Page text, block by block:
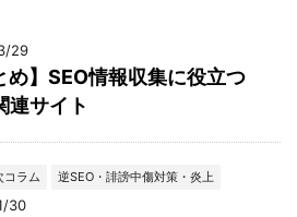
29
め】SEO情報収集に役立つ
連サイト
コラム 逆SEO・誹謗中傷対策・炎上
30